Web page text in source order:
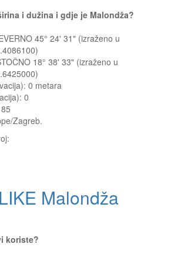
i dužina i gdje je Malondža?
45° 24' 31" (izraženo u
18° 38' 33" (izraženo u
0 metara
0
Zagreb.
Malondža
koriste?